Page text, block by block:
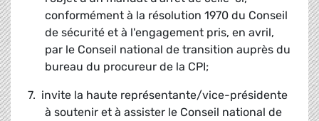
conformément à la résolution 1970 du Conseil
de sécurité et à l'engagement pris, en avril,
par le Conseil national de transition auprès du
bureau du procureur de la CPI;
7. invite la haute représentante/vice-présidente
à soutenir et à assister le Conseil national de